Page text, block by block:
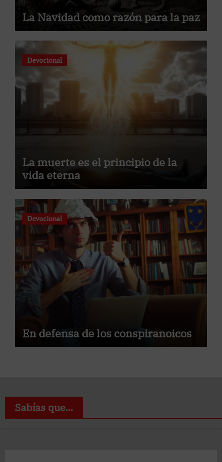
La Navidad como razón para la paz
Devocional
La muerte es el principio de la
vida eterna
Devocional
En defensa de los conspiranoicos
Sabías que...